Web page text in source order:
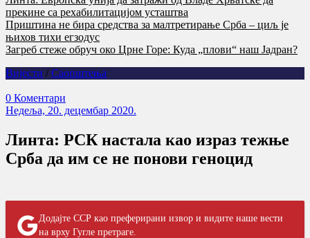
прекине са рехабилитацијом усташтва
Приштина не бира средства за малтретирање Срба – циљ је
њихов тихи егзодус
Загреб стеже обруч око Црне Горе: Куда „плови“ наш Јадран?
Вијести / Саопштења
0 Коментари
Недеља, 20. децембар 2020.
Линта: РСК настала као израз тежње
Срба да им се не понови геноцид
Додајте ССР као преферирани извор и видите наше вести
на врху Гугле претраге.